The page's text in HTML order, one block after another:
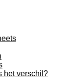
het verschil?